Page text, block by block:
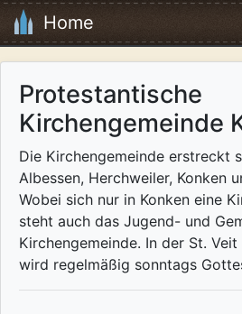
Home
Protestantische
Kirchengemeinde
Die Kirchengemeinde erstreckt
Albessen, Herchweiler, Konken
Wobei sich nur in Konken eine
steht auch das Jugend- und
Kirchengemeinde. In der St.
wird regelmäßig sonntags